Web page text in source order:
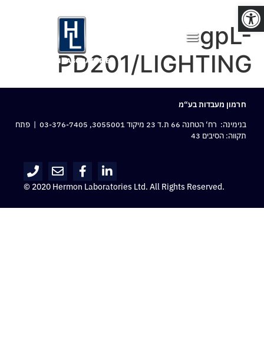
פתח סרגל נגישות
gpL-
PD201/LIGHTING
חרמון מעבדות בע“מ
בנימינה: רח‘ הטחנה 66 ת.ד 23 מיקוד 3055001,
03-376-7405 | פתח
תקווה: הסיבים 43
© 2020 Hermon Laboratories Ltd. All Rights Reserved.